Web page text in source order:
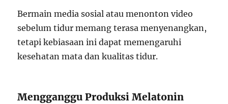
Bermain media sosial atau menonton video
sebelum tidur memang terasa menyenangkan,
tetapi kebiasaan ini dapat memengaruhi
kesehatan mata dan kualitas tidur.
Mengganggu Produksi Melatonin